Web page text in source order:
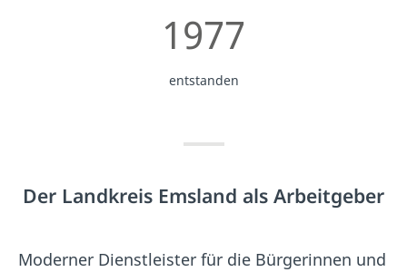
1977
entstanden
Der Landkreis Emsland als Arbeitgeber
Moderner Dienstleister für die Bürgerinnen und